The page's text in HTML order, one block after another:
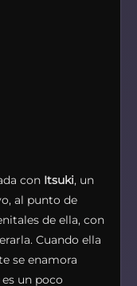
con Itsuki, un
al punto de
de ella, con
Cuando ella
se enamora
un poco